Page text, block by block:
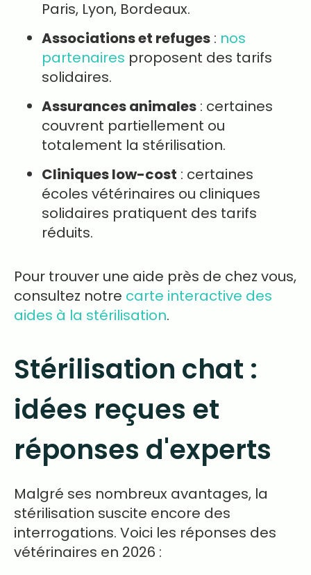
Paris, Lyon, Bordeaux.
Associations et refuges : nos
partenaires proposent des tarifs
solidaires.
Assurances animales : certaines
couvrent partiellement ou
totalement la stérilisation.
Cliniques low-cost : certaines
écoles vétérinaires ou cliniques
solidaires pratiquent des tarifs
réduits.
Pour trouver une aide près de chez vous,
consultez notre carte interactive des
aides à la stérilisation.
Stérilisation chat :
idées reçues et
réponses d'experts
Malgré ses nombreux avantages, la
stérilisation suscite encore des
interrogations. Voici les réponses des
vétérinaires en 2026 :